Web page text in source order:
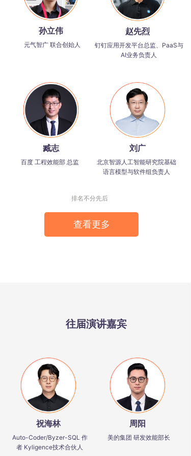
孙立伟
元气智广 联合创始人
查看更多
臧志
百度 工程效能部 总监
刘广
北京智源人工智能研究院基础
语言模型与软件组负责人
赵先烈
钉钉应用开发平台总监、PaaS与
AI业务负责人
排名不分先后
查看更多
祝海林
Auto-Coder/Byzer-SQL 作
者 Kyligence技术合伙人
周阳
美的集团 研发效能部长
往届演讲嘉宾